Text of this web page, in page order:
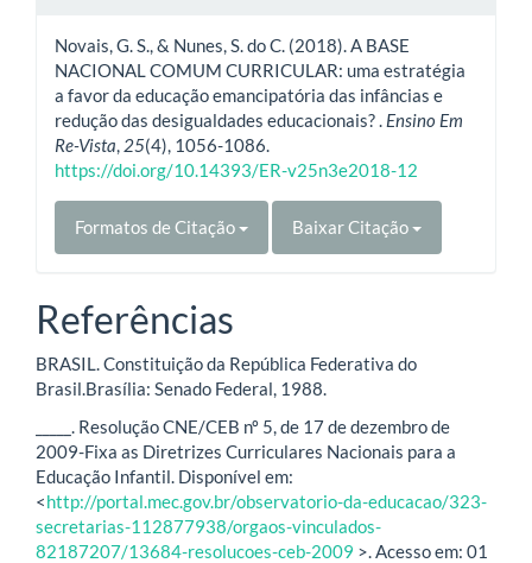
Novais, G. S., & Nunes, S. do C. (2018). A BASE
NACIONAL COMUM CURRICULAR: uma estratégia
a favor da educação emancipatória das infâncias e
redução das desigualdades educacionais? . Ensino Em
Re-Vista, 25(4), 1056-1086.
https://doi.org/10.14393/ER-v25n3e2018-12
Formatos de Citação Baixar Citação
Referências
BRASIL. Constituição da República Federativa do
Brasil.Brasília: Senado Federal, 1988.
_____. Resolução CNE/CEB nº 5, de 17 de dezembro de
2009-Fixa as Diretrizes Curriculares Nacionais para a
Educação Infantil. Disponível em:
<http://portal.mec.gov.br/observatorio-da-educacao/323-
secretarias-112877938/orgaos-vinculados-
82187207/13684-resolucoes-ceb-2009 >. Acesso em: 01